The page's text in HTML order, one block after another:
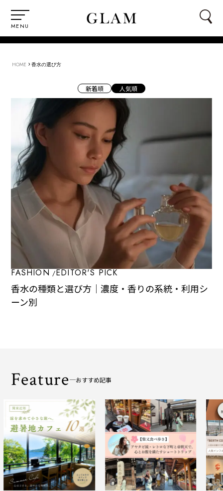
MENU
HOME › 香水の選び方
新着順 人気順
FASHION EDITOR'S PICK
香水の種類と選び方｜濃度・香りの系統・利用シ
ーン別
Feature おすすめ記事